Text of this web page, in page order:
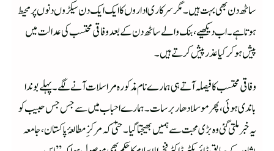
ساٹھ دن بھی بہت ہیں۔ مگر سرکاری اداروں کا ایک ایک دن سیکڑوں دنوں پر محیط
ہوتا ہے۔ اب دیکھیے، بنک والے ساٹھ دن کے بعد وفاقی محتسب کی عدالت میں
پیش ہوکر کیا عذر پیش کرتے ہیں۔
وفاقی محتسب کا فیصلہ آتے ہی ہمارے نام مذکورہ مراسلات آنے لگے۔ پہلے بوندا
باندی ہوئی، پھر موسلا دھار برسات۔ ہمارے احباب میں سے جس جس حبیب کو
یہ خبر ملتی گئی وہ بڑی محبت سے ہمیں بھیجتا گیا۔ حتیٰ کہ مرکزِ مطالعۂ پاکستان، جامعہ